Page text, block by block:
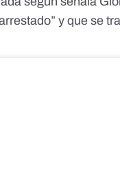
” y que se